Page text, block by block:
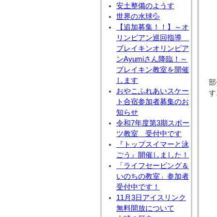
安土整備のようす
世界の水球💦
【追加募集！！】～オ
リンピアン巡回指導
ブレイキンオリンピア
ンAyumiさん降臨！～
ブレイキン教室を開催
します
おやこふれあいスケー
ト合宿参加者募集のお
知らせ
令和7年度第3期スポー
ツ教室 受付中です
『トップスイマーと泳
ごう』開催しました！
「ライフセービング＆
いのちの教室」参加者
受付中です！
11月3日アイスリンク
無料開放について